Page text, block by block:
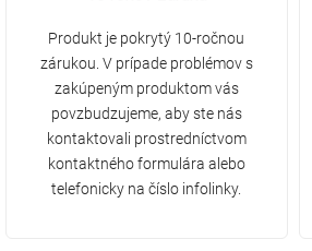
Produkt je pokrytý 10-ročnou
zárukou. V prípade problémov s
zakúpeným produktom vás
povzbudzujeme, aby ste nás
kontaktovali prostredníctvom
kontaktného formulára alebo
telefonicky na číslo infolinky.